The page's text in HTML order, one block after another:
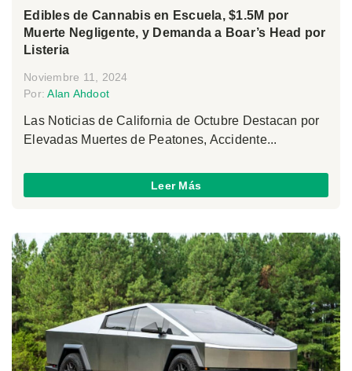
Edibles de Cannabis en Escuela, $1.5M por
Muerte Negligente, y Demanda a Boar’s Head por
Listeria
Noviembre 11, 2024
Por:Alan Ahdoot
Las Noticias de California de Octubre Destacan por
Elevadas Muertes de Peatones, Accidente...
Leer Más